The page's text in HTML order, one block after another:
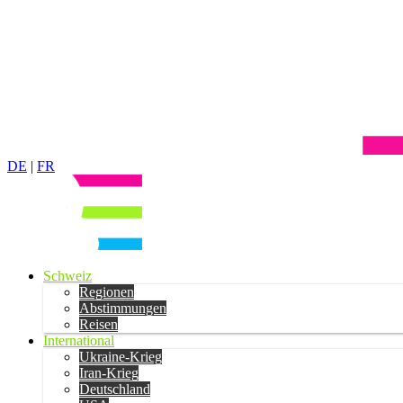
DE | FR
Schweiz
Regionen
Abstimmungen
Reisen
International
Ukraine-Krieg
Iran-Krieg
Deutschland